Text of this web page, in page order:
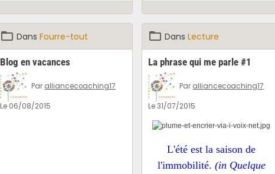
DansFourre-tout
Blog en vacances
Par alliancecoaching17
Le 06/08/2015
DansLecture
La phrase qui me parle #1
Par alliancecoaching17
Le 31/07/2015
L'été est la saison de
l'immobilité. (in Quelque